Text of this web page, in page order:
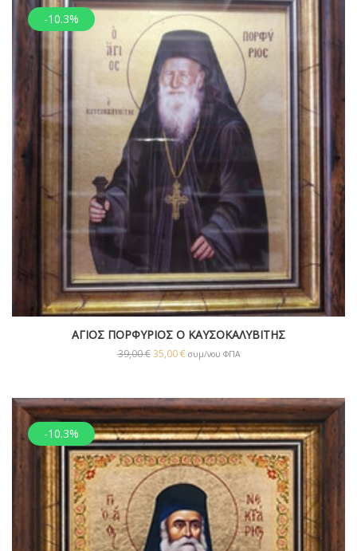
-10.3%
ΑΓΙΟΣ ΠΟΡΦΥΡΙΟΣ Ο ΚΑΥΣΟΚΑΛΥΒΙΤΗΣ
39,00€ 35,00€ συμ/νου ΦΠΑ
-10.3%